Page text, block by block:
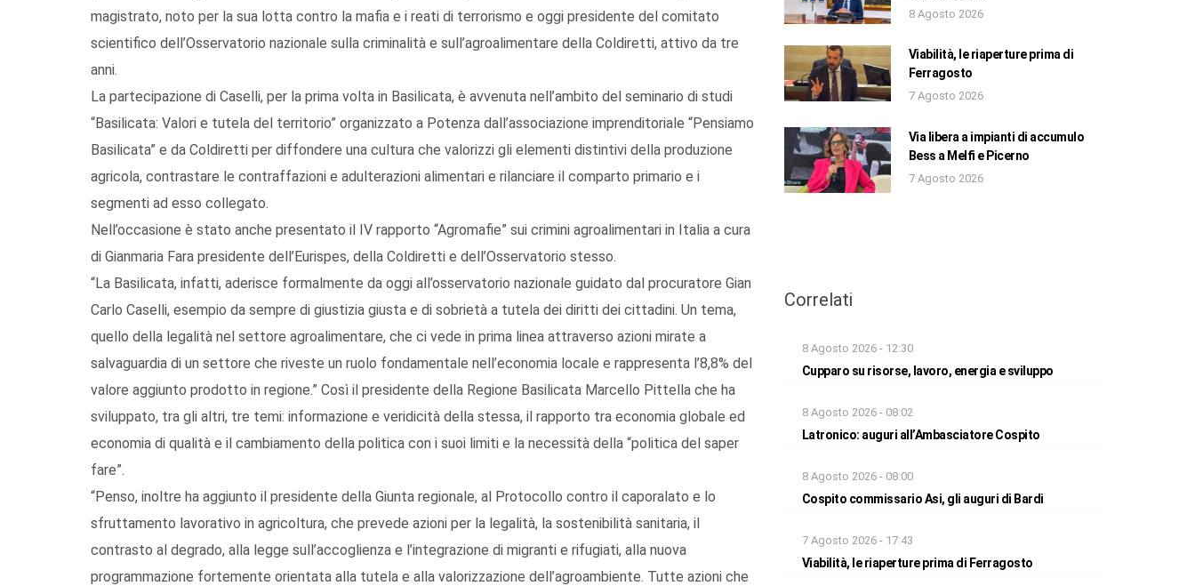
magistrato, noto per la sua lotta contro la mafia e i reati di terrorismo e oggi presidente del comitato
scientifico dell’Osservatorio nazionale sulla criminalità e sull’agroalimentare della Coldiretti, attivo da tre
anni.
La partecipazione di Caselli, per la prima volta in Basilicata, è avvenuta nell’ambito del seminario di studi
“Basilicata: Valori e tutela del territorio” organizzato a Potenza dall’associazione imprenditoriale “Pensiamo
Basilicata” e da Coldiretti per diffondere una cultura che valorizzi gli elementi distintivi della produzione
agricola, contrastare le contraffazioni e adulterazioni alimentari e rilanciare il comparto primario e i
segmenti ad esso collegato.
Nell’occasione è stato anche presentato il IV rapporto “Agromafie” sui crimini agroalimentari in Italia a cura
di Gianmaria Fara presidente dell’Eurispes, della Coldiretti e dell’Osservatorio stesso.
“La Basilicata, infatti, aderisce formalmente da oggi all’osservatorio nazionale guidato dal procuratore Gian
Carlo Caselli, esempio da sempre di giustizia giusta e di sobrietà a tutela dei diritti dei cittadini. Un tema,
quello della legalità nel settore agroalimentare, che ci vede in prima linea attraverso azioni mirate a
salvaguardia di un settore che riveste un ruolo fondamentale nell’economia locale e rappresenta l’8,8% del
valore aggiunto prodotto in regione.” Così il presidente della Regione Basilicata Marcello Pittella che ha
sviluppato, tra gli altri, tre temi: informazione e veridicità della stessa, il rapporto tra economia globale ed
economia di qualità e il cambiamento della politica con i suoi limiti e la necessità della “politica del saper
fare”.
“Penso, inoltre ha aggiunto il presidente della Giunta regionale, al Protocollo contro il caporalato e lo
sfruttamento lavorativo in agricoltura, che prevede azioni per la legalità, la sostenibilità sanitaria, il
contrasto al degrado, alla legge sull’accoglienza e l’integrazione di migranti e rifugiati, alla nuova
programmazione fortemente orientata alla tutela e alla valorizzazione dell’agroambiente. Tutte azioni che
8 Agosto 2026
Viabilità, le riaperture prima di
Ferragosto
7 Agosto 2026
Via libera a impianti di accumulo
Bess a Melfi e Picerno
7 Agosto 2026
Correlati
8 Agosto 2026 - 12:30
Cupparo su risorse, lavoro, energia e sviluppo
8 Agosto 2026 - 08:02
Latronico: auguri all’Ambasciatore Cospito
8 Agosto 2026 - 08:00
Cospito commissario Asi, gli auguri di Bardi
7 Agosto 2026 - 17:43
Viabilità, le riaperture prima di Ferragosto